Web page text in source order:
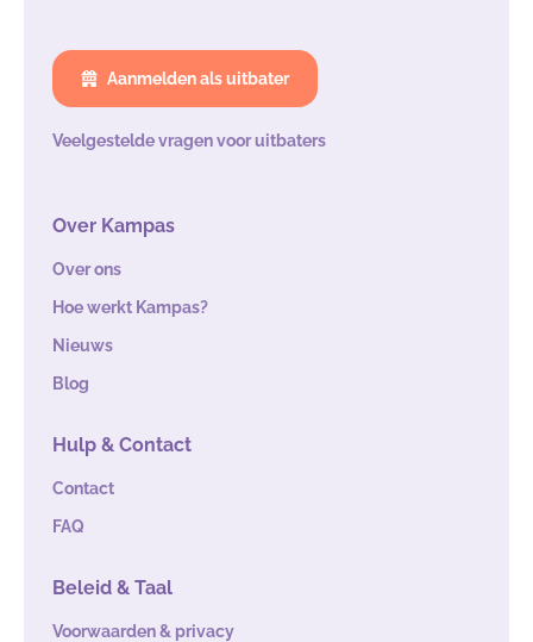
Aanmelden als uitbater
Veelgestelde vragen voor uitbaters
Over Kampas
Over ons
Hoe werkt Kampas?
Nieuws
Blog
Hulp & Contact
Contact
FAQ
Beleid & Taal
Voorwaarden & privacy